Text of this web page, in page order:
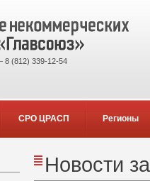
(812) 339-12-54
СРО ЦРАСП Регионы
Новости